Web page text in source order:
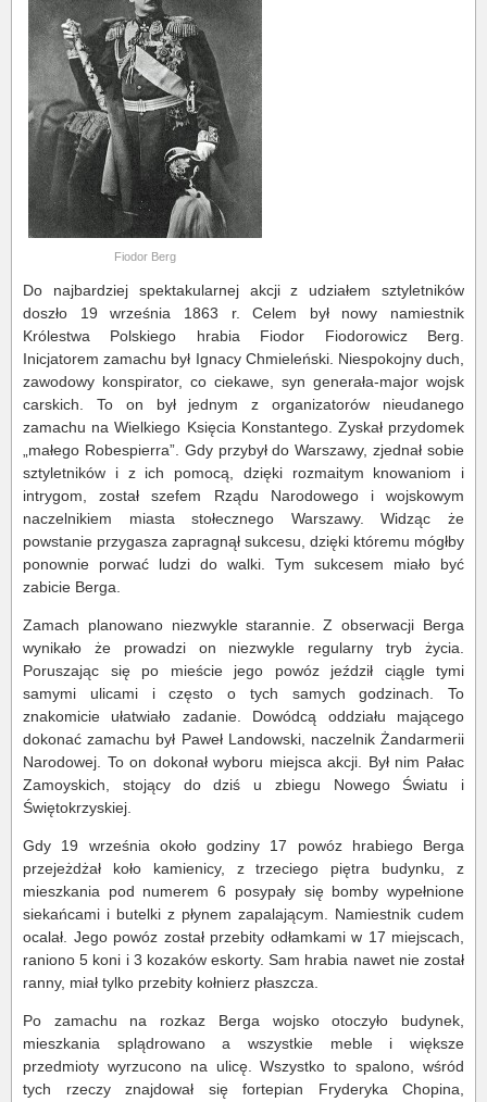
Fiodor Berg
Do najbardziej spektakularnej akcji z udziałem sztyletników
doszło 19 września 1863 r. Celem był nowy namiestnik
Królestwa Polskiego hrabia Fiodor Fiodorowicz Berg.
Inicjatorem zamachu był Ignacy Chmieleński. Niespokojny duch,
zawodowy konspirator, co ciekawe, syn generała-major wojsk
carskich. To on był jednym z organizatorów nieudanego
zamachu na Wielkiego Księcia Konstantego. Zyskał przydomek
„małego Robespierra”. Gdy przybył do Warszawy, zjednał sobie
sztyletników i z ich pomocą, dzięki rozmaitym knowaniom i
intrygom, został szefem Rządu Narodowego i wojskowym
naczelnikiem miasta stołecznego Warszawy. Widząc że
powstanie przygasza zapragnął sukcesu, dzięki któremu mógłby
ponownie porwać ludzi do walki. Tym sukcesem miało być
zabicie Berga.
Zamach planowano niezwykle starannie. Z obserwacji Berga
wynikało że prowadzi on niezwykle regularny tryb życia.
Poruszając się po mieście jego powóz jeździł ciągle tymi
samymi ulicami i często o tych samych godzinach. To
znakomicie ułatwiało zadanie. Dowódcą oddziału mającego
dokonać zamachu był Paweł Landowski, naczelnik Żandarmerii
Narodowej. To on dokonał wyboru miejsca akcji. Był nim Pałac
Zamoyskich, stojący do dziś u zbiegu Nowego Światu i
Świętokrzyskiej.
Gdy 19 września około godziny 17 powóz hrabiego Berga
przejeżdżał koło kamienicy, z trzeciego piętra budynku, z
mieszkania pod numerem 6 posypały się bomby wypełnione
siekańcami i butelki z płynem zapalającym. Namiestnik cudem
ocalał. Jego powóz został przebity odłamkami w 17 miejscach,
raniono 5 koni i 3 kozaków eskorty. Sam hrabia nawet nie został
ranny, miał tylko przebity kołnierz płaszcza.
Po zamachu na rozkaz Berga wojsko otoczyło budynek,
mieszkania splądrowano a wszystkie meble i większe
przedmioty wyrzucono na ulicę. Wszystko to spalono, wśród
tych rzeczy znajdował się fortepian Fryderyka Chopina,